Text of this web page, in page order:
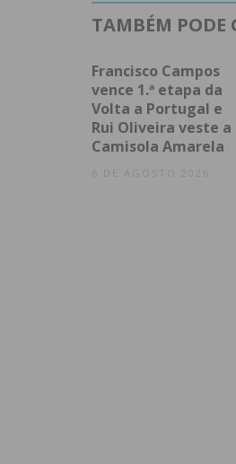
TAMBÉM PODE
Francisco Campos
vence 1.ª etapa da
Volta a Portugal e
Rui Oliveira veste a
Camisola Amarela
6 DE AGOSTO 2026